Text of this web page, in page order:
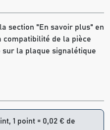
section "En savoir plus" en
compatibilité de la pièce
sur la plaque signalétique
1 point = 0,02 € de